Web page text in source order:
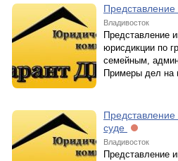
Представление
Владивосток
Представление
юрисдикции по
семейным,
Примеры дел на
суде
Владивосток
Представление